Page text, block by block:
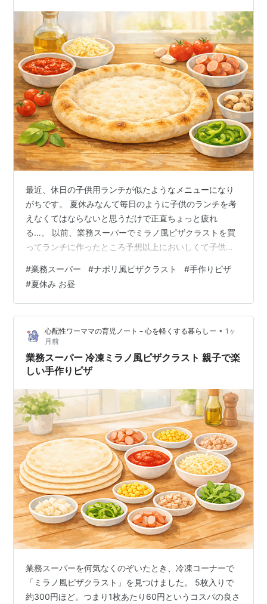
最近、休日の子供用ランチが似たようなメニューになり
がちです。 夏休みなんて毎日のように子供のランチを考
えなくてはならないと思うだけで正直ちょっと疲れ
る…。 以前、業務スーパーでミラノ風ピザクラストを買
ってランチに作ったところ予想以上においしくて子供が
ていました。 夏休みに手作りしたら子供も楽しめるしち
ょうど良いかと思い、ナポリ風ピザを早速購入し子供用
ランチに作ってみました。 今回は業務スーパーのナポリ
風ピザクラストを使って子供と一緒に手作りピザを食べ
た感想などをまとめます。 業務スーパーのナポリ風ピザ
クラストを買った理由 価格は約400円で1枚…
#業務スーパー #ナポリ風ピザクラスト #手作りピザ
#夏休み お昼
心配性ワーママの育児ノート－心を軽くする暮らしー • 1ヶ
月前
業務スーパー 冷凍ミラノ風ピザクラスト 親子で楽
しい手作りピザ
業務スーパーを何気なくのぞいたとき、冷凍コーナーで
「ミラノ風ピザクラスト」を見つけました。 5枚入りで
約300円ほど。つまり1枚あたり60円というコスパの良さ